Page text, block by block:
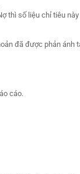
thì số liệu chỉ tiêu
đã được phản ánh
cáo.